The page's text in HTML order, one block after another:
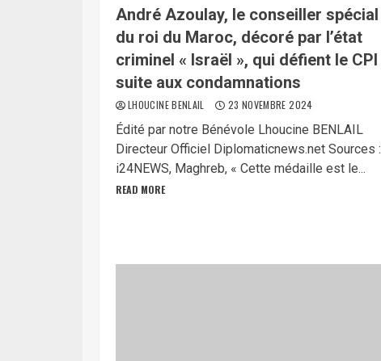
André Azoulay, le conseiller spécial
du roi du Maroc, décoré par l’état
criminel « Israël », qui défient le CPI
suite aux condamnations
LHOUCINE BENLAIL 23 NOVEMBRE 2024
Édité par notre Bénévole Lhoucine BENLAIL
Directeur Officiel Diplomaticnews.net Sources :
i24NEWS, Maghreb, « Cette médaille est le...
READ MORE